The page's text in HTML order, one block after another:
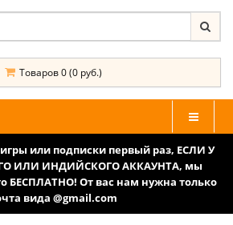
Товаров 0 (0 руб.)
или подписки первый раз, ЕСЛИ У
ИЛИ ИНДИЙСКОГО АККАУНТА, мы
БЕСПЛАТНО! От вас нам нужна только
вида @gmail.com